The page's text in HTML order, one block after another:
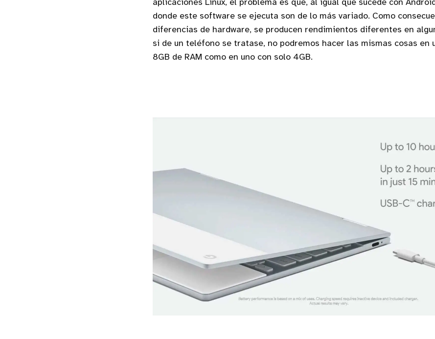
aplicaciones Linux, el problema es que, al igual que sucede con
donde este software se ejecuta son de lo más variado. Como
diferencias de hardware, se producen rendimientos diferentes en
si de un teléfono se tratase, no podremos hacer las mismas cosas en
8GB de RAM como en uno con solo 4GB.